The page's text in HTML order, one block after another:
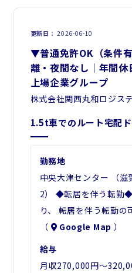
更新日 2026-06-10
▼普通免許OK（条件
離・夜間なし｜年間休
上場企業グループ
株式会社関西丸和ロジス
1.5t車でのルート宅配
勤務地
中央大津センター （
2） ◆転居を伴う転勤
り、 転居を伴う転勤の
（
Google Map ）
給与
月収270,000円～